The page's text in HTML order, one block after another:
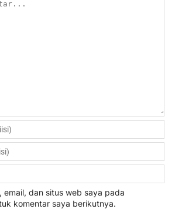
email, dan situs web saya pada
komentar saya berikutnya.